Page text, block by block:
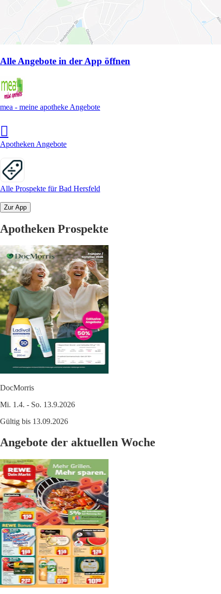
Alle Angebote in der App öffnen
mea - meine apotheke Angebote
Apotheken Angebote
Alle Prospekte für Bad Hersfeld
Zur App
Apotheken Prospekte
DocMorris
Mi. 1.4. - So. 13.9.2026
Gültig bis 13.09.2026
Angebote der aktuellen Woche